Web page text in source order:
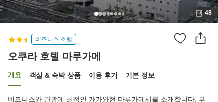
48
비즈니스 호텔
오쿠라 호텔 마루가메
개요 객실 & 숙박 상품 이용 후기 기본 정보
비즈니스와 관광에 최적인 가가와현 마루가메시를 소개합니다. 부